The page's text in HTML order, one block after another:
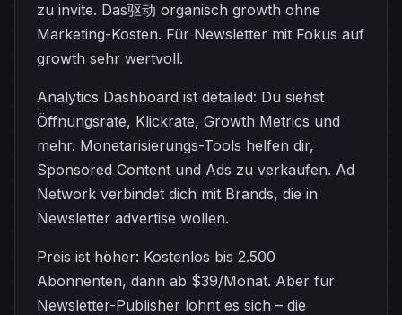
zu invite. Das驱动 organisch growth ohne
Marketing-Kosten. Für Newsletter mit Fokus auf
growth sehr wertvoll.
Analytics Dashboard ist detailed: Du siehst
Öffnungsrate, Klickrate, Growth Metrics und
mehr. Monetarisierungs-Tools helfen dir,
Sponsored Content und Ads zu verkaufen. Ad
Network verbindet dich mit Brands, die in
Newsletter advertise wollen.
Preis ist höher: Kostenlos bis 2.500
Abonnenten, dann ab $39/Monat. Aber für
Newsletter-Publisher lohnt es sich – die